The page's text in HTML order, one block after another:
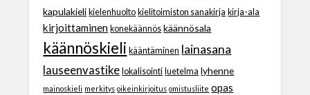
kapulakieli kielenhuolto kielitoimiston sanakirja kirja-ala
kirjoittaminen konekäännös käännösala
käännöskieli kääntäminen lainasana
lauseenvastike lokalisointi luetelma lyhenne
mainoskieli merkitys oikeinkirjoitus omistusliite opas